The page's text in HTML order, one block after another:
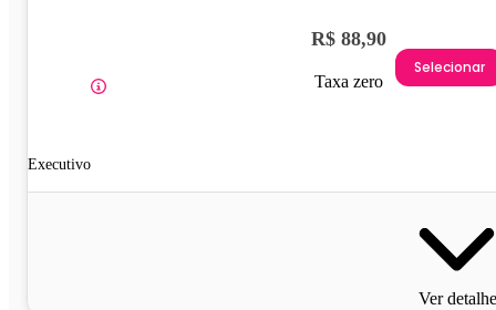
Executivo
R$ 88,90
Taxa zero
Selecionar
Ver